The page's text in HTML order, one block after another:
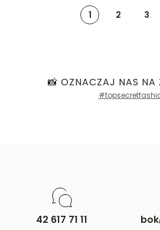
1 2 3
📸 OZNACZAJ NAS NA
42 617 71 11